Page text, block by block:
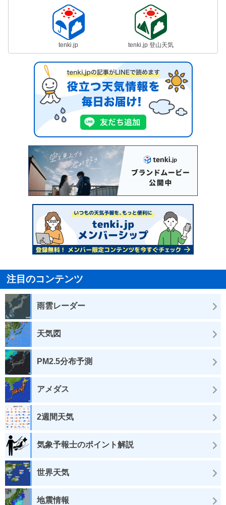
tenki.jp tenki.jp 登山天気
注目のコンテンツ
雨雲レーダー
天気図
PM2.5分布予測
アメダス
2週間天気
気象予報士のポイント解説
世界天気
地震情報